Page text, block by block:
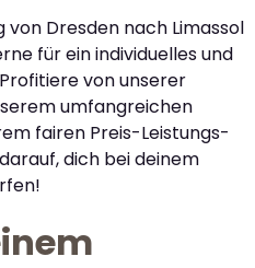
von Dresden nach Limassol
für ein individuelles und
von unserer
umfangreichen
fairen Preis-Leistungs-
dich bei deinem